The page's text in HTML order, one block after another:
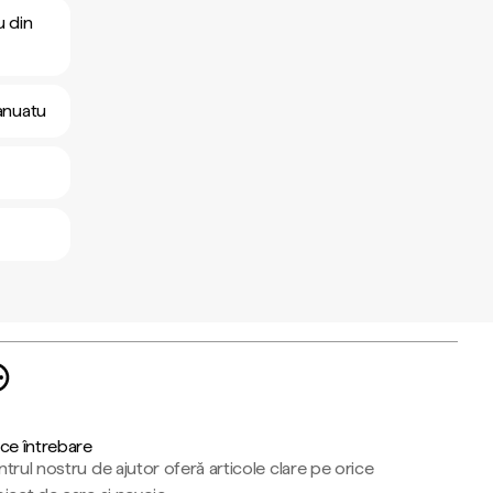
din
întrebare
nostru de ajutor oferă articole clare pe orice